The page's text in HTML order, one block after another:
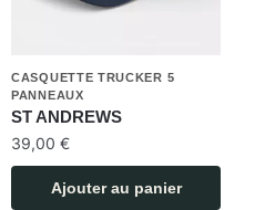
CASQUETTE TRUCKER 5
PANNEAUX
ST ANDREWS
39,00 €
Ajouter au panier